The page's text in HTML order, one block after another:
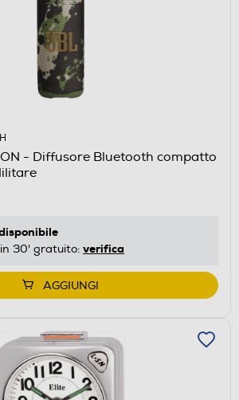
- Diffusore Bluetooth compatto
30' gratuito: verifica
AGGIUNGI